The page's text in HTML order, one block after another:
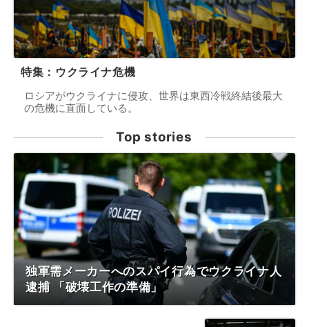
特集：ウクライナ危機
ロシアがウクライナに侵攻、世界は東西冷戦終結後最大
の危機に直面している。
Top stories
独軍需メーカーへのスパイ行為でウクライナ人
逮捕 「破壊工作の準備」